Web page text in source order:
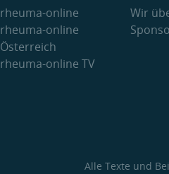
rheuma-online
rheuma-online
Österreich
rheuma-online TV
Wir
Alle Texte und